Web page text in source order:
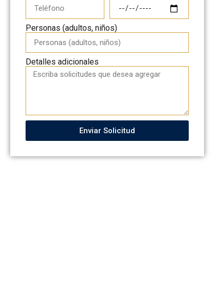
Personas (adultos, niños)
Detalles adicionales
Enviar Solicitud